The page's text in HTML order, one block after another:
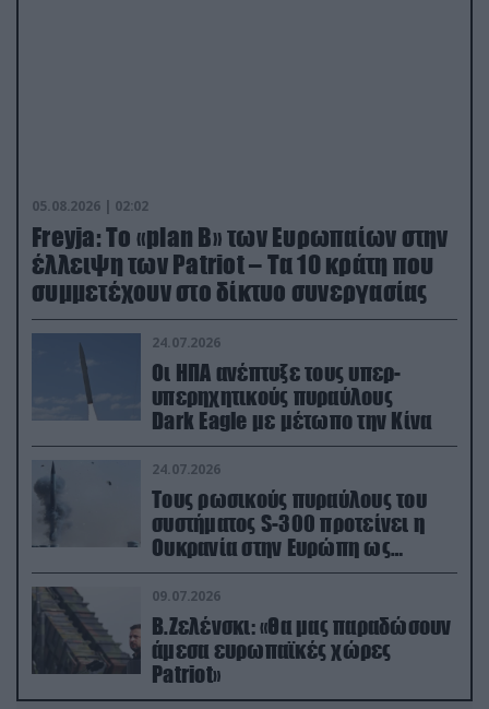
05.08.2026 | 02:02
Freyja: Το «plan Β» των Ευρωπαίων στην
έλλειψη των Patriot – Τα 10 κράτη που
συμμετέχουν στο δίκτυο συνεργασίας
24.07.2026
Οι ΗΠΑ ανέπτυξε τους υπερ-
υπερηχητικούς πυραύλους
Dark Eagle με μέτωπο την Κίνα
24.07.2026
Τους ρωσικούς πυραύλους του
συστήματος S-300 προτείνει η
Ουκρανία στην Ευρώπη ως
αντιβαλλιστικό σύστημα
09.07.2026
Β.Ζελένσκι: «Θα μας παραδώσουν
άμεσα ευρωπαϊκές χώρες
Patriot»